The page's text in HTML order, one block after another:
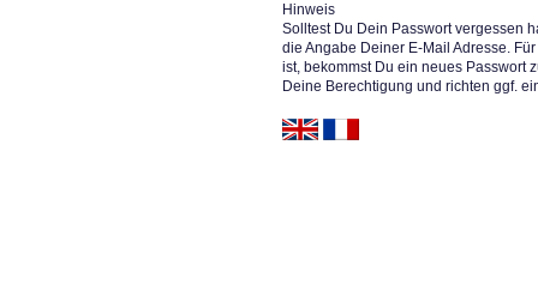
Hinweis
Solltest Du Dein Passwort vergessen
die Angabe Deiner E-Mail Adresse.
ist, bekommst Du ein neues Passwort
Deine Berechtigung und richten ggf.